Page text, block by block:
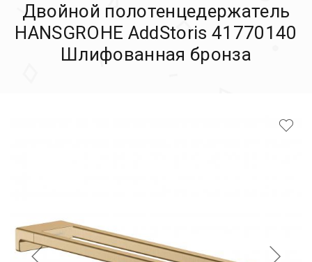
Двойной полотенцедержатель
HANSGROHE AddStoris 41770140
Шлифованная бронза